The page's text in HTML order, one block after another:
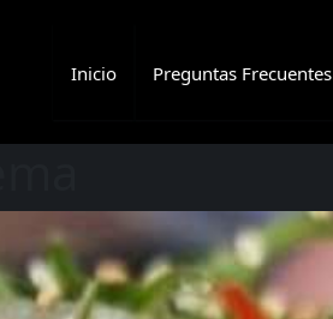
Inicio Preguntas Frecuentes